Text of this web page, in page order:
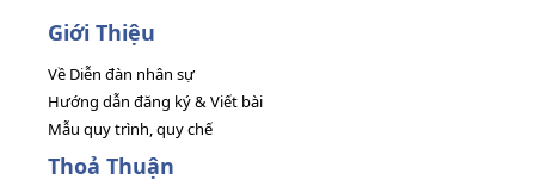
Giới Thiệu
Về Diễn đàn nhân sự
Hướng dẫn đăng ký & Viết bài
Mẫu quy trình, quy chế
Thoả Thuận